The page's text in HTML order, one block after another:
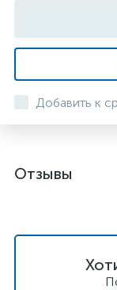
Добавить к
Отзывы